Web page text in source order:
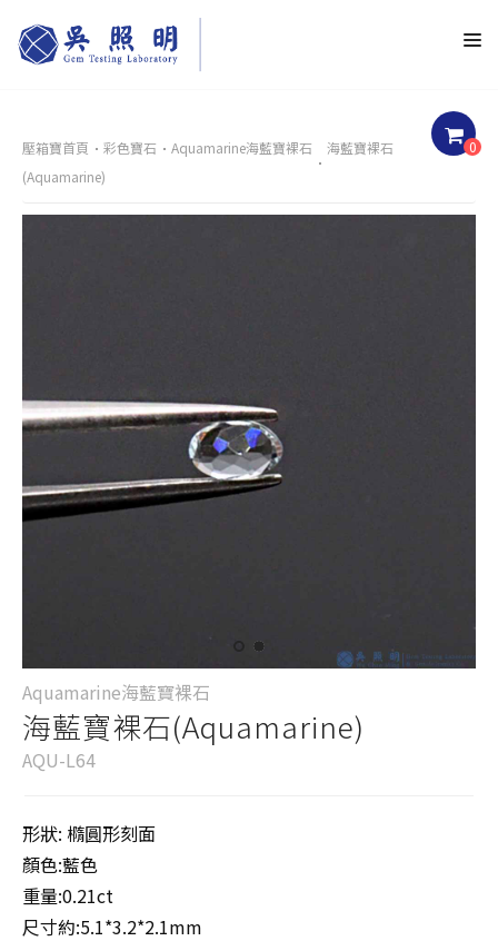
0
壓箱寶首頁 彩色寶石 Aquamarine海藍寶裸石
海藍寶裸石
(Aquamarine)
Aquamarine海藍寶裸石
海藍寶裸石(Aquamarine)
AQU-L64
形狀: 橢圓形刻面
顏色:藍色
重量:0.21ct
尺寸約:5.1*3.2*2.1mm